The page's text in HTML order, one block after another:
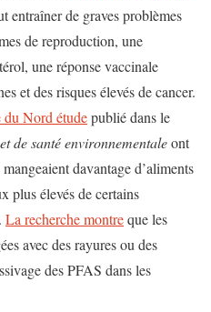
entraîner de graves problèmes
de reproduction, une
une réponse vaccinale
et des risques élevés de cancer.
du Nord étudepublié dans le
de santé environnementaleont
davantage d’aliments
plus élevés de certains
La recherche montreque les
avec des rayures ou des
des PFAS dans les